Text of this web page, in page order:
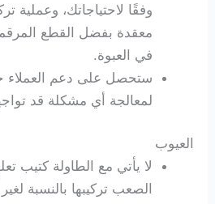
وفقًا لاحتياجاتك، وعملية
معقدة بفضل القطع
في العبوة.
ستحصل على دعم العملاء
لمعالجة أي مشكلة قد
العيوب
لا يأتي مع الطاولة كتيب
الصعب تركيبها بالنسبة